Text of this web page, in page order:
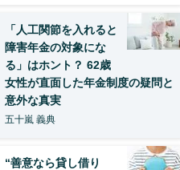
「人工関節を入れると
障害年金の対象にな
る」はホント？ 62歳
女性が直面した年金制度の疑問と
意外な真実
五十嵐 義典
“善意なら貸し借り